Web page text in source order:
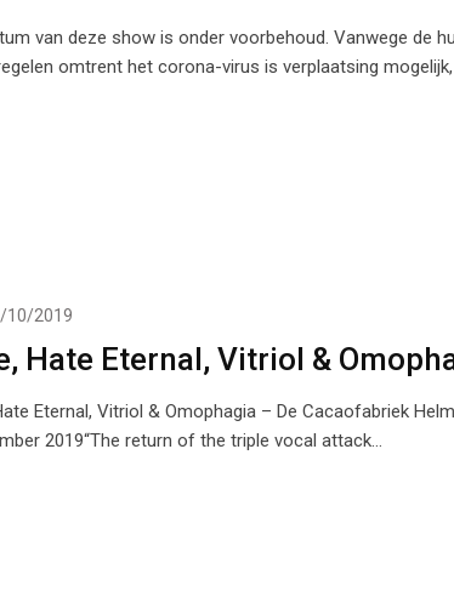
van deze show is onder voorbehoud. Vanwege de
omtrent het corona-virus is verplaatsing
10/2019
Hate Eternal, Vitriol &
Eternal, Vitriol & Omophagia – De Cacaofabriek
2019“The return of the triple vocal attack…